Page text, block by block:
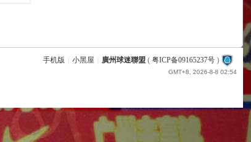
手机版 小黑屋 廣州球迷聯盟 ( 粤ICP备09165237号)
GMT+8, 2026-8-8 02:54